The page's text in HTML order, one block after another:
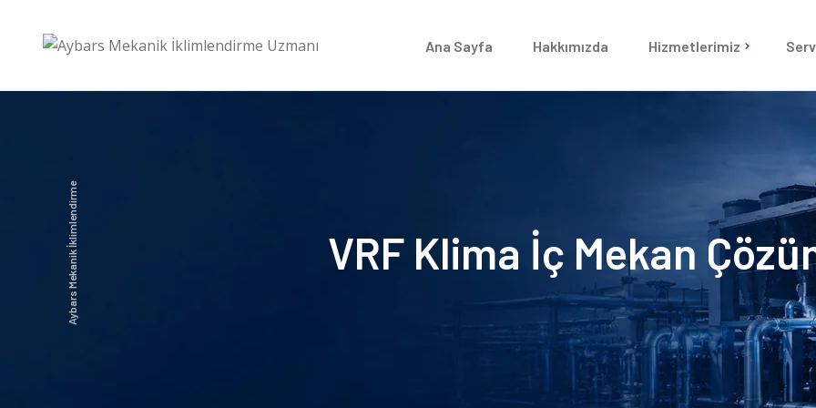
Ana Sayfa Hakkımızda Hizmetlerimiz
Goodman Kanallı Klima
Klima Santrali
Nem Alma Santralleri
Merkezi Soğutma Sistemi
Arızası
Yangın Sistemleri
Goodman
VRF Klima İç Mekan
Aybars Mekanik İklimlendirme